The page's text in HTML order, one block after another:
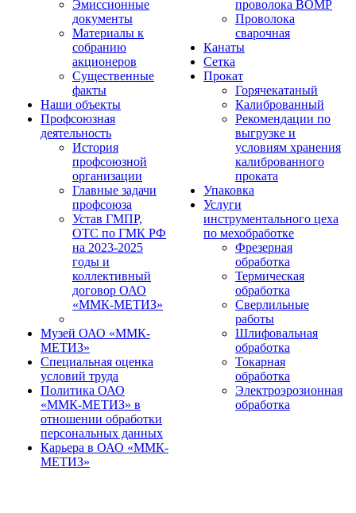
Эмиссионные
документы
Материалы к
собранию
акционеров
Существенные
факты
Наши объекты
Профсоюзная
деятельность
История
профсоюзной
организации
Главные задачи
профсоюза
Устав ГМПР,
ОТС по ГМК РФ
на 2023-2025
годы и
коллективный
договор ОАО
«ММК-МЕТИЗ»
Музей ОАО «ММК-
МЕТИЗ»
Специальная оценка
условий труда
Политика ОАО
«ММК-МЕТИЗ» в
отношении обработки
персональных данных
Карьера в ОАО «ММК-
МЕТИЗ»
проволока ВОМР
Проволока
сварочная
Канаты
Сетка
Прокат
Горячекатаный
Калиброванный
Рекомендации по
выгрузке и
условиям хранения
калиброванного
проката
Упаковка
Услуги
инструментального цеха
по мехобработке
Фрезерная
обработка
Термическая
обработка
Сверлильные
работы
Шлифовальная
обработка
Токарная
обработка
Электроэрозионная
обработка